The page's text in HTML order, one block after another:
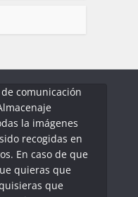
comunicación
la imágenes
recogidas en
En caso de que
quieras que
que